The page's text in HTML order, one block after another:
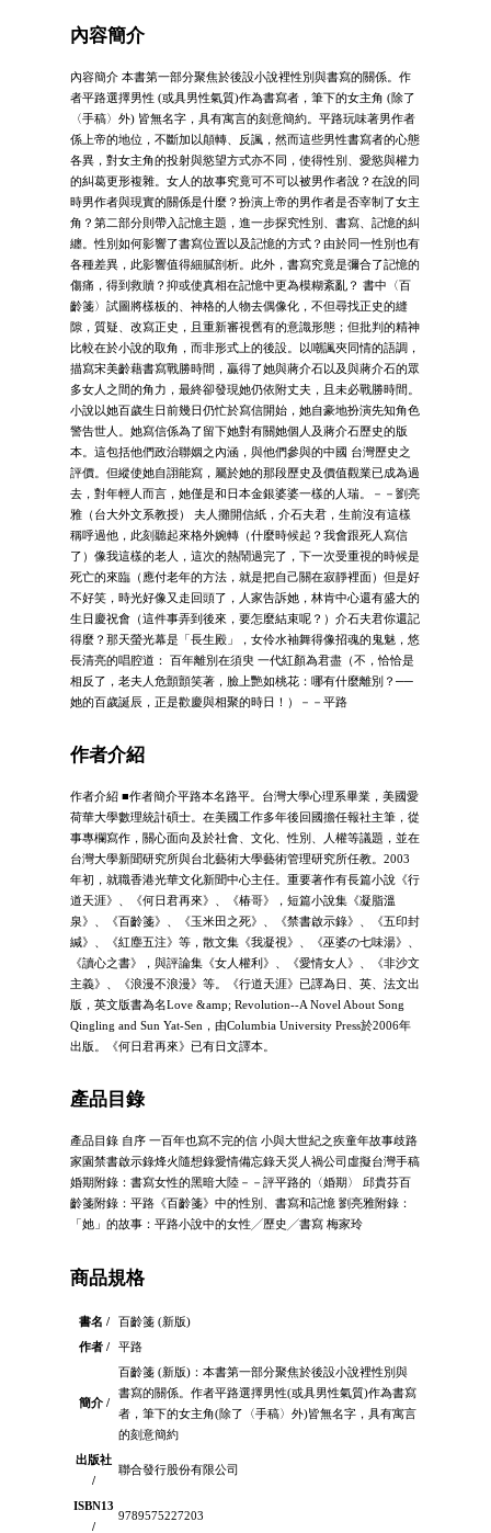
內容簡介
內容簡介 本書第一部分聚焦於後設小說裡性別與書寫的關係。作
者平路選擇男性 (或具男性氣質)作為書寫者，筆下的女主角 (除了
〈手稿〉外) 皆無名字，具有寓言的刻意簡約。平路玩味著男作者
係上帝的地位，不斷加以顛轉、反諷，然而這些男性書寫者的心態
各異，對女主角的投射與慾望方式亦不同，使得性別、愛慾與權力
的糾葛更形複雜。女人的故事究竟可不可以被男作者說？在說的同
時男作者與現實的關係是什麼？扮演上帝的男作者是否宰制了女主
角？第二部分則帶入記憶主題，進一步探究性別、書寫、記憶的糾
纏。性別如何影響了書寫位置以及記憶的方式？由於同一性別也有
各種差異，此影響值得細膩剖析。此外，書寫究竟是彌合了記憶的
傷痛，得到救贖？抑或使真相在記憶中更為模糊紊亂？ 書中〈百
齡箋〉試圖將樣板的、神格的人物去偶像化，不但尋找正史的縫
隙，質疑、改寫正史，且重新審視舊有的意識形態；但批判的精神
比較在於小說的取角，而非形式上的後設。以嘲諷夾同情的語調，
描寫宋美齡藉書寫戰勝時間，贏得了她與蔣介石以及與蔣介石的眾
多女人之間的角力，最終卻發現她仍依附丈夫，且未必戰勝時間。
小說以她百歲生日前幾日仍忙於寫信開始，她自豪地扮演先知角色
警告世人。她寫信係為了留下她對有關她個人及蔣介石歷史的版
本。這包括他們政治聯姻之內涵，與他們參與的中國 台灣歷史之
評價。但縱使她自詡能寫，屬於她的那段歷史及價值觀業已成為過
去，對年輕人而言，她僅是和日本金銀婆婆一樣的人瑞。－－劉亮
雅（台大外文系教授） 夫人攤開信紙，介石夫君，生前沒有這樣
稱呼過他，此刻聽起來格外婉轉（什麼時候起？我會跟死人寫信
了）像我這樣的老人，這次的熱鬧過完了，下一次受重視的時候是
死亡的來臨（應付老年的方法，就是把自己關在寂靜裡面）但是好
不好笑，時光好像又走回頭了，人家告訴她，林肯中心還有盛大的
生日慶祝會（這件事弄到後來，要怎麼結束呢？）介石夫君你還記
得麼？那天螢光幕是「長生殿」，女伶水袖舞得像招魂的鬼魅，悠
長清亮的唱腔道： 百年離別在須臾 一代紅顏為君盡（不，恰恰是
相反了，老夫人危顫顫笑著，臉上艷如桃花：哪有什麼離別？──
她的百歲誕辰，正是歡慶與相聚的時日！）－－平路
作者介紹
作者介紹 ■作者簡介平路本名路平。台灣大學心理系畢業，美國愛
荷華大學數理統計碩士。在美國工作多年後回國擔任報社主筆，從
事專欄寫作，關心面向及於社會、文化、性別、人權等議題，並在
台灣大學新聞研究所與台北藝術大學藝術管理研究所任教。2003
年初，就職香港光華文化新聞中心主任。重要著作有長篇小說《行
道天涯》、《何日君再來》、《椿哥》，短篇小說集《凝脂溫
泉》、《百齡箋》、《玉米田之死》、《禁書啟示錄》、《五印封
緘》、《紅塵五注》等，散文集《我凝視》、《巫婆の七味湯》、
《讀心之書》，與評論集《女人權利》、《愛情女人》、《非沙文
主義》、《浪漫不浪漫》等。《行道天涯》已譯為日、英、法文出
版，英文版書為名Love &amp; Revolution--A Novel About Song
Qingling and Sun Yat-Sen，由Columbia University Press於2006年
出版。《何日君再來》已有日文譯本。
產品目錄
產品目錄 自序 一百年也寫不完的信 小與大世紀之疾童年故事歧路
家園禁書啟示錄烽火隨想錄愛情備忘錄天災人禍公司虛擬台灣手稿
婚期附錄：書寫女性的黑暗大陸－－評平路的〈婚期〉 邱貴芬百
齡箋附錄：平路《百齡箋》中的性別、書寫和記憶 劉亮雅附錄：
「她」的故事：平路小說中的女性╱歷史╱書寫 梅家玲
商品規格
書名 /
百齡箋 (新版)
作者 /
平路
簡介 /
百齡箋 (新版)：本書第一部分聚焦於後設小說裡性別與
書寫的關係。作者平路選擇男性(或具男性氣質)作為書寫
者，筆下的女主角(除了〈手稿〉外)皆無名字，具有寓言
的刻意簡約
出版社
/
聯合發行股份有限公司
ISBN13
/
9789575227203